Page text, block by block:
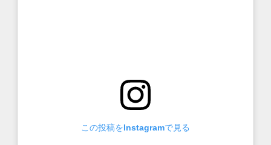
この投稿をInstagramで見る